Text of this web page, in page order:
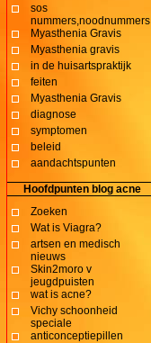
sos
nummers,noodnummers
Myasthenia Gravis
Myasthenia gravis
in de huisartspraktijk
feiten
Myasthenia Gravis
diagnose
symptomen
beleid
aandachtspunten
Hoofdpunten blog acne
Zoeken
Wat is Viagra?
artsen en medisch
nieuws
Skin2moro v
jeugdpuisten
wat is acne?
Vichy schoonheid
speciale
anticonceptiepillen